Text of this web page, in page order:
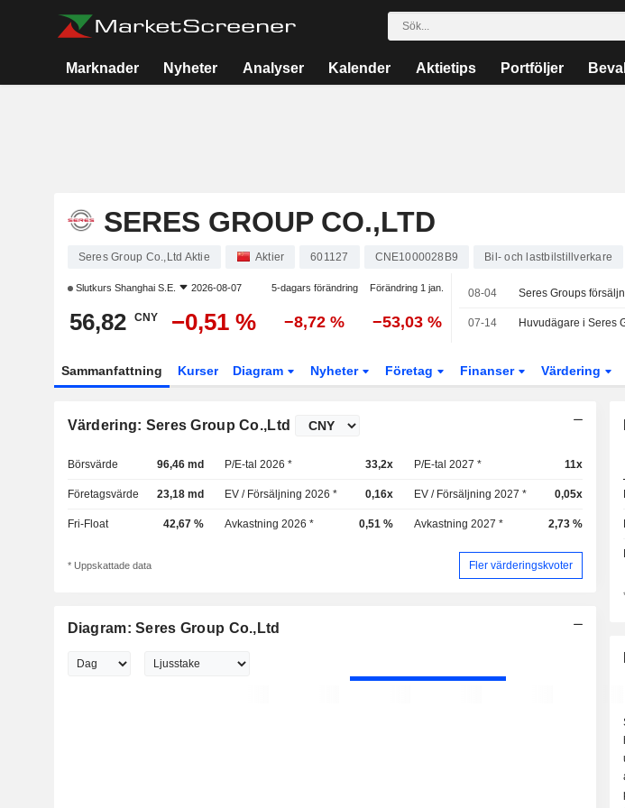
Marknader Nyheter Analyser Kalender Aktietips Portföljer
SERES GROUP CO.,LTD
Seres Group Co.,Ltd Aktie Aktier 601127 CNE1000028B9 Bil- och lastbilstillverkare
Slutkurs Shanghai S.E. 2026-08-07 5-dagars förändring Förändring 1 jan.
56,82 CNY −0,51 % −8,72 % −53,03 %
08-04 Seres Groups
07-14 Huvudägare i Seres
Sammanfattning Kurser Diagram Nyheter Företag Finanser Värdering
Värdering: Seres Group Co.,Ltd
Börsvärde 96,46 md P/E-tal 2026 * 33,2x P/E-tal 2027 * 11x
Företagsvärde 23,18 md EV / Försäljning 2026 * 0,16x EV / Försäljning 2027 * 0,05x
Fri-Float 42,67 % Avkastning 2026 * 0,51 % Avkastning 2027 * 2,73 %
* Uppskattade data Fler värderingskvoter
Diagram: Seres Group Co.,Ltd